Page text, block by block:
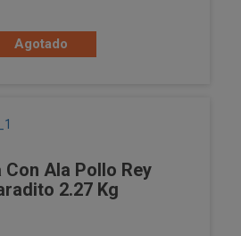
Agotado
Con Ala Pollo Rey
2.27 Kg